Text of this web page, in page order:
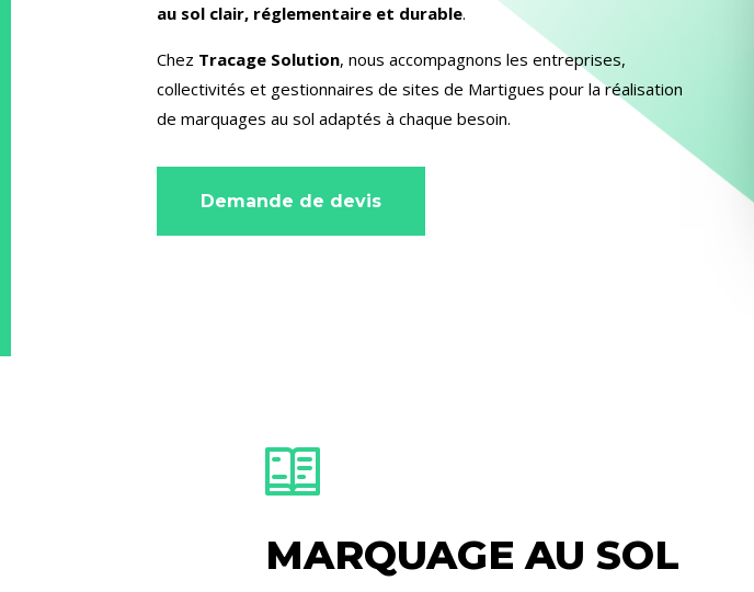
au sol clair, réglementaire et durable.
Chez Tracage Solution, nous accompagnons les entreprises,
collectivités et gestionnaires de sites de Martigues pour la réalisation
de marquages au sol adaptés à chaque besoin.
Demande de devis
MARQUAGE AU SOL